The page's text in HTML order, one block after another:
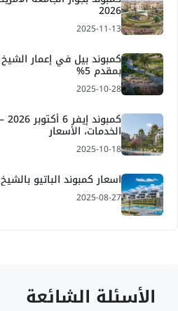
2026
2025-11-13
بمقدم 5%
2025-10-28
الخدمات، الأسعار
2025-10-18
اسعار كمبوند الباتيو بالشيخ
2025-08-27
الأسئلة الشائعة